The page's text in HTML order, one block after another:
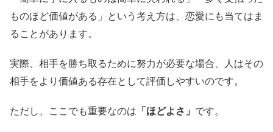
ものほど価値がある」という考え方は、恋愛にも当てはま
ることがあります。
実際、相手を勝ち取るために努力が必要な場合、人はその
相手をより価値ある存在として評価しやすいのです。
ただし、ここでも重要なのは 「ほどよさ」 です。